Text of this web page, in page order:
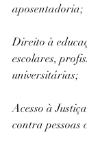
aposentadoria;
Direito à
escolares,
universitárias;
Acesso à
contra pessoas